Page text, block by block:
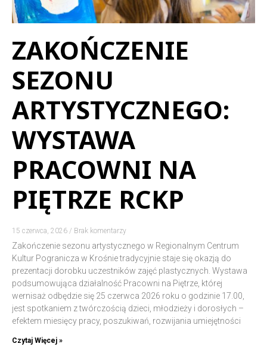
ZAKOŃCZENIE
SEZONU
ARTYSTYCZNEGO:
WYSTAWA
PRACOWNI NA
PIĘTRZE RCKP
15 czerwca, 2026 Brak komentarzy
Zakończenie sezonu artystycznego w Regionalnym Centrum
Kultur Pogranicza w Krośnie tradycyjnie staje się okazją do
prezentacji dorobku uczestników zajęć plastycznych. Wystawa
podsumowująca działalność Pracowni na Piętrze, której
wernisaż odbędzie się 25 czerwca 2026 roku o godzinie 17.00,
jest spotkaniem z twórczością dzieci, młodzieży i dorosłych –
efektem miesięcy pracy, poszukiwań, rozwijania umiejętności
Czytaj Więcej »